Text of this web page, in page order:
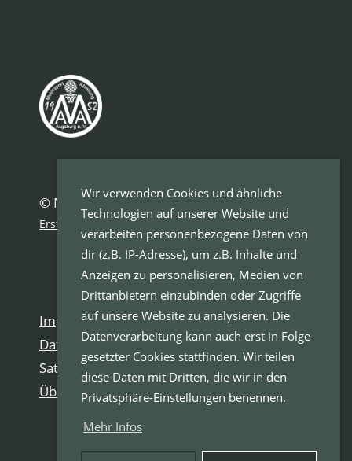
Wir verwenden Cookies und ähnliche
Technologien auf unserer Website und
verarbeiten personenbezogene Daten von
dir (z.B. IP-Adresse), um z.B. Inhalte und
Anzeigen zu personalisieren, Medien von
Drittanbietern einzubinden oder Zugriffe
auf unsere Website zu analysieren. Die
Datenverarbeitung kann auch erst in Folge
gesetzter Cookies stattfinden. Wir teilen
diese Daten mit Dritten, die wir in den
Privatsphäre-Einstellungen benennen.
Mehr Infos
© Motorsport Abteilung Augsburg e.V.
Erstellt mit ClubDesk Vereinssoftware
Impressum
Datenschutzerklärung
Satzung
Über uns